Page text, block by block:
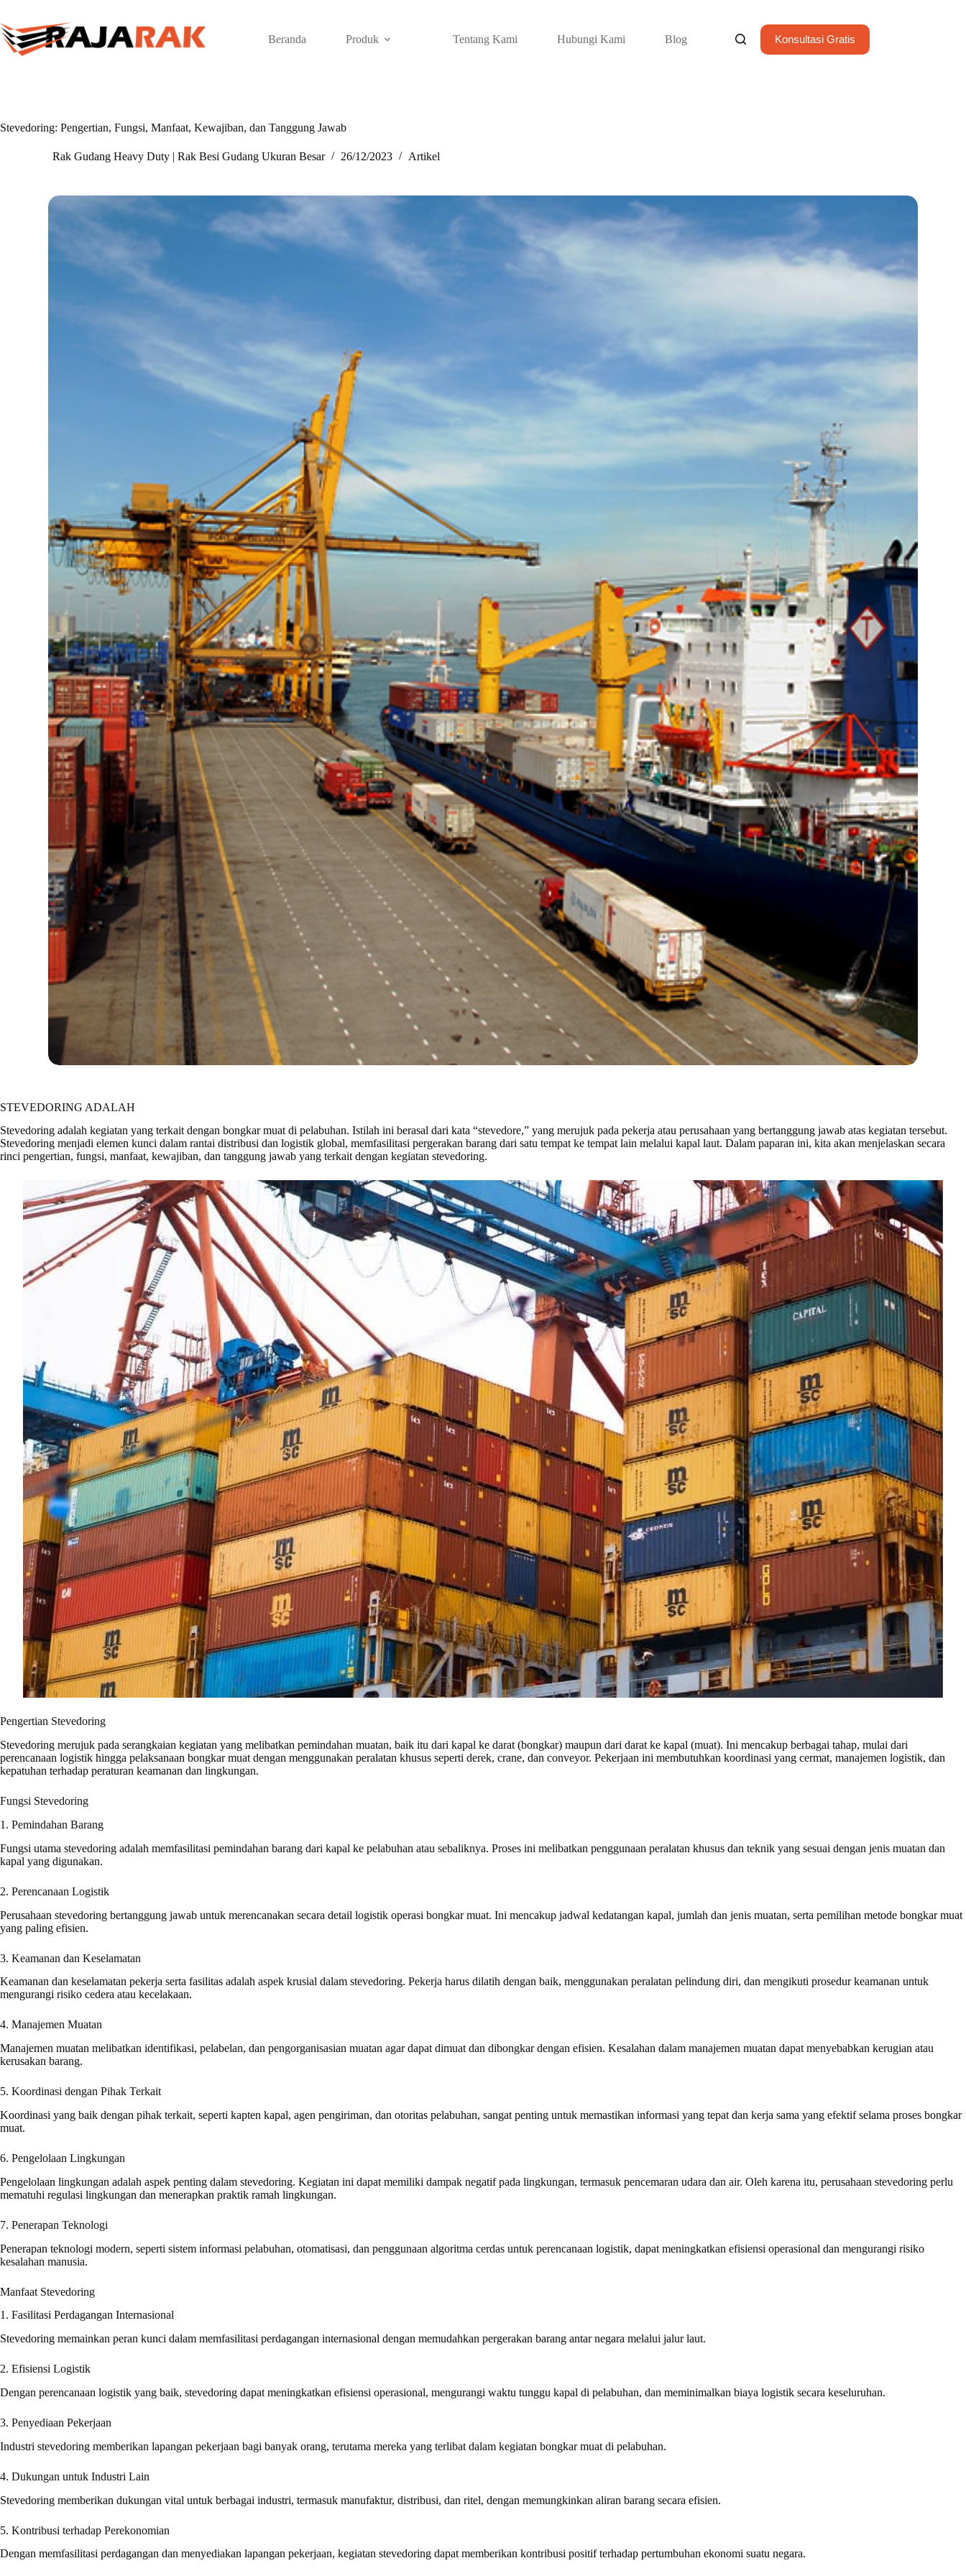
content
Beranda Produk Tentang Kami Hubungi Kami Blog Konsultasi Gratis
Stevedoring: Pengertian, Fungsi, Manfaat, Kewajiban, dan Tanggung Jawab
Rak Gudang Heavy Duty | Rak Besi Gudang Ukuran Besar 26/12/2023 Artikel
STEVEDORING ADALAH
Stevedoring adalah kegiatan yang terkait dengan bongkar muat di pelabuhan. Istilah ini berasal dari kata “stevedore,” yang merujuk pada pekerja atau perusahaan yang bertanggung jawab atas kegiatan tersebut.
Stevedoring menjadi elemen kunci dalam rantai distribusi dan logistik global, memfasilitasi pergerakan barang dari satu tempat ke tempat lain melalui kapal laut. Dalam paparan ini, kita akan menjelaskan secara
rinci pengertian, fungsi, manfaat, kewajiban, dan tanggung jawab yang terkait dengan kegiatan stevedoring.
Pengertian Stevedoring
Stevedoring merujuk pada serangkaian kegiatan yang melibatkan pemindahan muatan, baik itu dari kapal ke darat (bongkar) maupun dari darat ke kapal (muat). Ini mencakup berbagai tahap, mulai dari
perencanaan logistik hingga pelaksanaan bongkar muat dengan menggunakan peralatan khusus seperti derek, crane, dan conveyor. Pekerjaan ini membutuhkan koordinasi yang cermat, manajemen logistik, dan
kepatuhan terhadap peraturan keamanan dan lingkungan.
Fungsi Stevedoring
1. Pemindahan Barang
Fungsi utama stevedoring adalah memfasilitasi pemindahan barang dari kapal ke pelabuhan atau sebaliknya. Proses ini melibatkan penggunaan peralatan khusus dan teknik yang sesuai dengan jenis muatan dan
kapal yang digunakan.
2. Perencanaan Logistik
Perusahaan stevedoring bertanggung jawab untuk merencanakan secara detail logistik operasi bongkar muat. Ini mencakup jadwal kedatangan kapal, jumlah dan jenis muatan, serta pemilihan metode bongkar muat
yang paling efisien.
3. Keamanan dan Keselamatan
Keamanan dan keselamatan pekerja serta fasilitas adalah aspek krusial dalam stevedoring. Pekerja harus dilatih dengan baik, menggunakan peralatan pelindung diri, dan mengikuti prosedur keamanan untuk
mengurangi risiko cedera atau kecelakaan.
4. Manajemen Muatan
Manajemen muatan melibatkan identifikasi, pelabelan, dan pengorganisasian muatan agar dapat dimuat dan dibongkar dengan efisien. Kesalahan dalam manajemen muatan dapat menyebabkan kerugian atau
kerusakan barang.
5. Koordinasi dengan Pihak Terkait
Koordinasi yang baik dengan pihak terkait, seperti kapten kapal, agen pengiriman, dan otoritas pelabuhan, sangat penting untuk memastikan informasi yang tepat dan kerja sama yang efektif selama proses bongkar
muat.
6. Pengelolaan Lingkungan
Pengelolaan lingkungan adalah aspek penting dalam stevedoring. Kegiatan ini dapat memiliki dampak negatif pada lingkungan, termasuk pencemaran udara dan air. Oleh karena itu, perusahaan stevedoring perlu
mematuhi regulasi lingkungan dan menerapkan praktik ramah lingkungan.
7. Penerapan Teknologi
Penerapan teknologi modern, seperti sistem informasi pelabuhan, otomatisasi, dan penggunaan algoritma cerdas untuk perencanaan logistik, dapat meningkatkan efisiensi operasional dan mengurangi risiko
kesalahan manusia.
Manfaat Stevedoring
1. Fasilitasi Perdagangan Internasional
Stevedoring memainkan peran kunci dalam memfasilitasi perdagangan internasional dengan memudahkan pergerakan barang antar negara melalui jalur laut.
2. Efisiensi Logistik
Dengan perencanaan logistik yang baik, stevedoring dapat meningkatkan efisiensi operasional, mengurangi waktu tunggu kapal di pelabuhan, dan meminimalkan biaya logistik secara keseluruhan.
3. Penyediaan Pekerjaan
Industri stevedoring memberikan lapangan pekerjaan bagi banyak orang, terutama mereka yang terlibat dalam kegiatan bongkar muat di pelabuhan.
4. Dukungan untuk Industri Lain
Stevedoring memberikan dukungan vital untuk berbagai industri, termasuk manufaktur, distribusi, dan ritel, dengan memungkinkan aliran barang secara efisien.
5. Kontribusi terhadap Perekonomian
Dengan memfasilitasi perdagangan dan menyediakan lapangan pekerjaan, kegiatan stevedoring dapat memberikan kontribusi positif terhadap pertumbuhan ekonomi suatu negara.